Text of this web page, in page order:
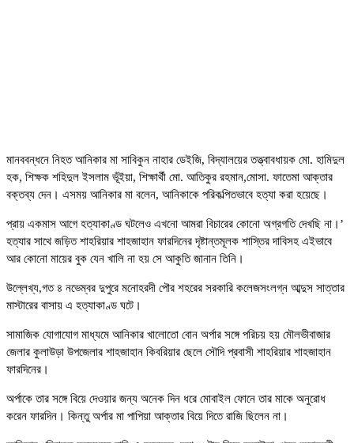
মানববন্ধনে নিহত আনিকার মা সাবিকুন নাহার ডেইজি, বিদ্যালয়ের তত্ত্বাবধায়ক মো. হামিদুল
হক, শিক্ষক শহিদুল ইসলাম ভূঁইয়া, শিক্ষার্থী মো. আতিকুর রহমান,মোসা. ফাতেমা আক্তার
বক্তব্য দেন। এসময় আনিকার মা বলেন, আনিকাকে পরিকল্পিতভাবে হত্যা করা হয়েছে।
প্রায় একমাস আগে হত্যাকাণ্ড ঘটলেও এখনো আমরা বিচারের কোনো অগ্রগতি দেখছি না।’
হত্যার সাথে জড়িত শাহরিয়ার শাহজাহান ফারদিনের দৃষ্টান্তমূলক শাস্তির দাবিসহ এইভাবে
আর কোনো মায়ের বুক যেন খালি না হয় সে আকুতি জানান তিনি।
উল্লেখ্য,গত ৪ নভেম্বর দুপুরে মনোহরদী পৌর শহরের সরকারি কলেজসংলগ্ন আব্দুস সাত্তার
মাস্টারের বাসায় এ হত্যাকাণ্ড ঘটে।
সামাজিক যোগাযোগ মাধ্যমে আনিকার খালোতো বোন অর্পার সঙ্গে পরিচয় হয় মৌলভীবাজার
জেলার কুলাউড়া উপজেলার শাহজাহান কিবরিয়ার ছেলে সৌদি প্রবাসী শাহরিয়ার শাহজাহান
ফারদিনের।
অর্পাকে তার সঙ্গে বিয়ে দেওয়ার জন্য অনেক দিন ধরে মোবাইল ফোনে তার মাকে অনুরোধ
করেন ফারদিন। কিন্তু অর্পার মা পাপিয়া আক্তার বিয়ে দিতে রাজি ছিলেন না।